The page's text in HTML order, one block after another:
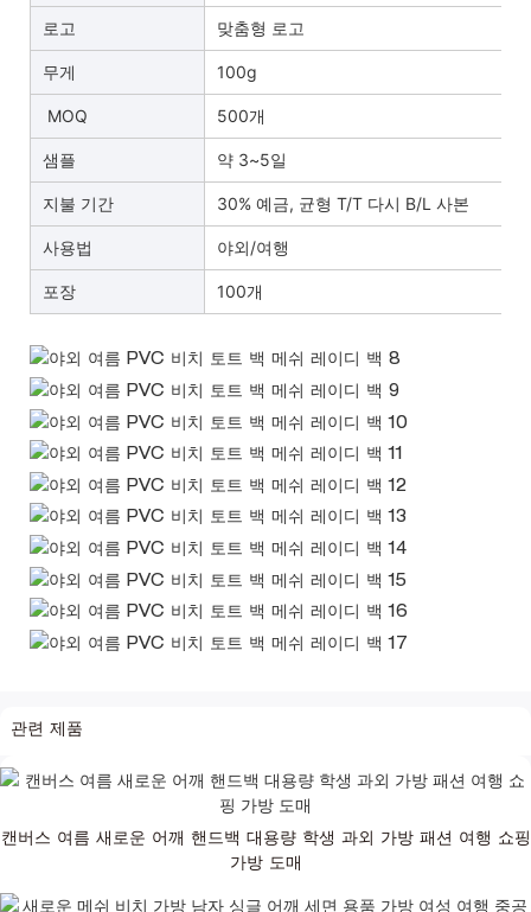
로고 맞춤형 로고
무게 100g
MOQ 500개
샘플 약 3~5일
지불 기간 30% 예금, 균형 T/T 다시 B/L 사본
사용법 야외/여행
포장 100개
관련 제품
캔버스 여름 새로운 어깨 핸드백 대용량 학생 과외 가방 패션 여행 쇼핑
가방 도매